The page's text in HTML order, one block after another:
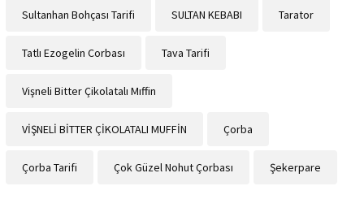
Sultanhan Bohçası Tarifi SULTAN KEBABI Tarator
Tatlı Ezogelin Corbası Tava Tarifi
Vişneli Bitter Çikolatalı Mıffin
VİŞNELİ BİTTER ÇİKOLATALI MUFFİN Çorba
Çorba Tarifi Çok Güzel Nohut Çorbası Şekerpare